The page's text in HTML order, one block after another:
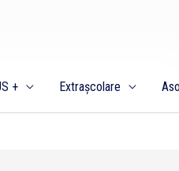
+ Extrașcolare